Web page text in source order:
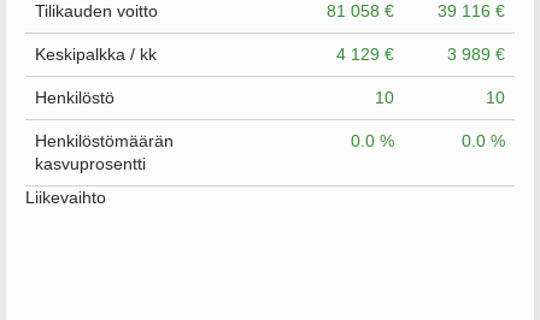
Tilikauden voitto 81 058 € 39 116 €
Keskipalkka / kk 4 129 € 3 989 €
Henkilöstö 10 10
Henkilöstömäärän
kasvuprosentti
0.0 % 0.0 %
Liikevaihto